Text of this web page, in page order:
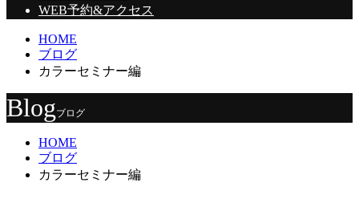
WEB予約&アクセス
HOME
ブログ
カラーセミナー編
Blogブログ
HOME
ブログ
カラーセミナー編